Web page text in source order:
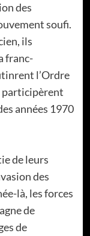
des
soufi.
ils
franc-
l’Ordre
participèrent
années 1970
de leurs
des
là, les forces
de
de